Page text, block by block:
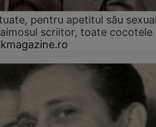
pentru apetitul său
scriitor, toate cocotele